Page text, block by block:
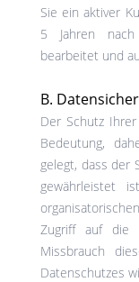
Sie ein aktiver
5 Jahren
bearbeitet und
B.
Der Schutz
Bedeutung,
gelegt, dass der
gewährleistet
Zugriff auf die
Missbrauch
Datenschutzes